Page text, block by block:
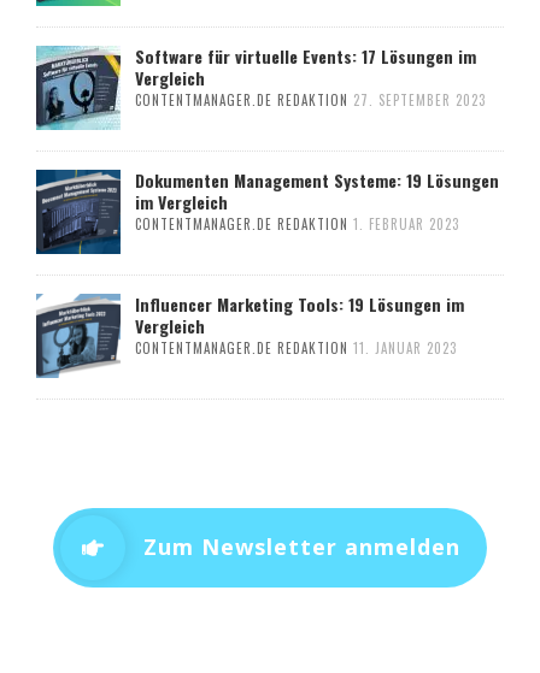
Software für virtuelle Events: 17 Lösungen im
Vergleich
CONTENTMANAGER.DE REDAKTION 27. SEPTEMBER 2023
Dokumenten Management Systeme: 19 Lösungen
im Vergleich
CONTENTMANAGER.DE REDAKTION 1. FEBRUAR 2023
Influencer Marketing Tools: 19 Lösungen im
Vergleich
CONTENTMANAGER.DE REDAKTION 11. JANUAR 2023
Zum Newsletter anmelden